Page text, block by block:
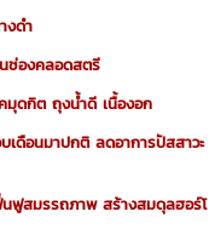
งดำ
ช่องคลอดสตรี
มุดกิต ถุงนํ้าดี เนื้องอก
เดือนมาปกติ ลดอาการปัสสาวะ
ฟูสมรรถภาพ สร้างสมดุลฮอร์โ